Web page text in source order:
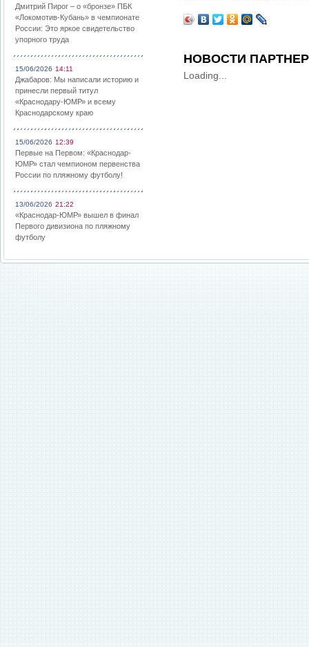
Дмитрий Пирог – о «бронзе» ПБК
«Локомотив-Кубань» в чемпионате
России: Это яркое свидетельство
упорного труда
15/06/2026 14:11
Джабаров: Мы написали историю и
принесли первый титул
«Краснодару-ЮМР» и всему
Краснодарскому краю
15/06/2026 12:39
Первые на Первом: «Краснодар-
ЮМР» стал чемпионом первенства
России по пляжному футболу!
13/06/2026 21:22
«Краснодар-ЮМР» вышел в финал
Первого дивизиона по пляжному
футболу
НОВОСТИ
Loading...